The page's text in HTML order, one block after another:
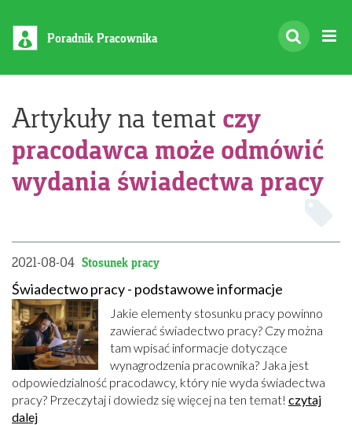
Poradnik Pracownika
Artykuły na temat czy
pracodawca może odmówić
wydania świadectwa pracy
2021-08-04 Stosunek pracy
Świadectwo pracy - podstawowe informacje
Jakie elementy stosunku pracy powinno
zawierać świadectwo pracy? Czy można
tam wpisać informacje dotyczące
wynagrodzenia pracownika? Jaka jest
odpowiedzialność pracodawcy, który nie wyda świadectwa
pracy? Przeczytaj i dowiedz się więcej na ten temat! czytaj
dalej